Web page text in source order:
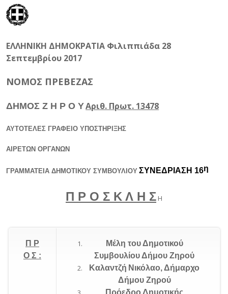
ΕΛΛΗΝΙΚΗ ΔΗΜΟΚΡΑΤΙΑ Φιλιππιάδα 28
Σεπτεμβρίου 2017
ΝΟΜΟΣ ΠΡΕΒΕΖΑΣ
ΔΗΜΟΣ Ζ Η Ρ Ο ΥΑριθ. Πρωτ. 13478
ΑΥΤΟΤΕΛΕΣ ΓΡΑΦΕΙΟ ΥΠΟΣΤΗΡΙΞΗΣ
ΑΙΡΕΤΩΝ ΟΡΓΑΝΩΝ
ΓΡΑΜΜΑΤΕΙΑ ΔΗΜΟΤΙΚΟΥ ΣΥΜΒΟΥΛΙΟΥ ΣΥΝΕΔΡΙΑΣΗ 16η
Π Ρ Ο Σ Κ Λ Η Σ Η
Π Ρ
Ο Σ :
Mέλη του Δημοτικού
Συμβουλίου Δήμου Ζηρού
Καλαντζή Νικόλαο, Δήμαρχο
Δήμου Ζηρού
Πρόεδρο Δημοτικής